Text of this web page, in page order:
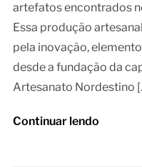
artefatos encontrados
Essa produção
pela inovação,
desde a fundação da
Artesanato Nordestino
Continuar lendo